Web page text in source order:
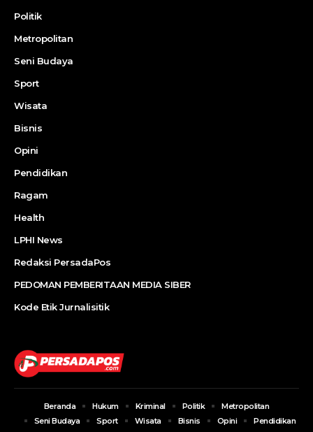
Politik
Metropolitan
Seni Budaya
Sport
Wisata
Bisnis
Opini
Pendidikan
Ragam
Health
LPHI News
Redaksi PersadaPos
PEDOMAN PEMBERITAAN MEDIA SIBER
Kode Etik Jurnalisitik
Beranda Hukum Kriminal Politik
Metropolitan
Seni Budaya
Sport Wisata Bisnis Opini
Pendidikan